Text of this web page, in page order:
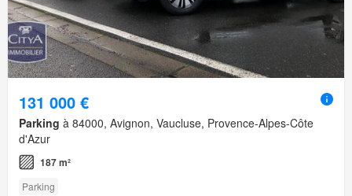
131 000 €
Parking à 84000, Avignon, Vaucluse, Provence-Alpes-Côte
d'Azur
187 m²
Parking